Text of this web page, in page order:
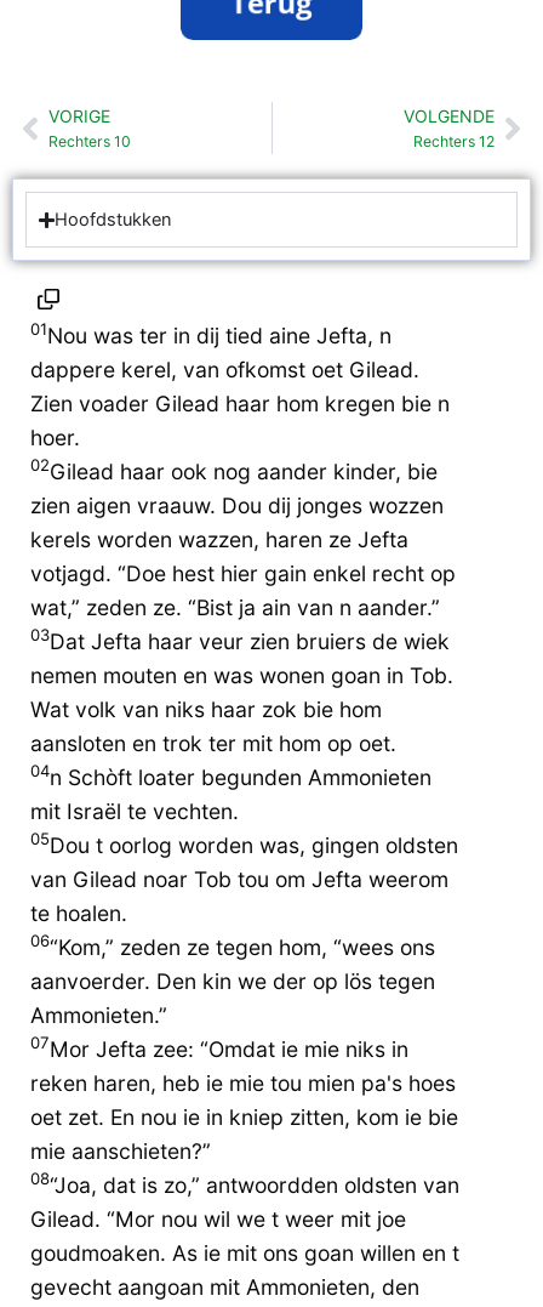
Vorige
VORIGE
Rechters 10
VOLGENDE
Rechters 12
Hoofdstukken
01Nou was ter in dij tied aine Jefta, n
dappere kerel, van ofkomst oet Gilead.
Zien voader Gilead haar hom kregen bie n
hoer.
02Gilead haar ook nog aander kinder, bie
zien aigen vraauw. Dou dij jonges wozzen
kerels worden wazzen, haren ze Jefta
votjagd. “Doe hest hier gain enkel recht op
wat,” zeden ze. “Bist ja ain van n aander.”
03Dat Jefta haar veur zien bruiers de wiek
nemen mouten en was wonen goan in Tob.
Wat volk van niks haar zok bie hom
aansloten en trok ter mit hom op oet.
04n Schòft loater begunden Ammonieten
mit Israël te vechten.
05Dou t oorlog worden was, gingen oldsten
van Gilead noar Tob tou om Jefta weerom
te hoalen.
06“Kom,” zeden ze tegen hom, “wees ons
aanvoerder. Den kin we der op lös tegen
Ammonieten.”
07Mor Jefta zee: “Omdat ie mie niks in
reken haren, heb ie mie tou mien pa's hoes
oet zet. En nou ie in kniep zitten, kom ie bie
mie aanschieten?”
08“Joa, dat is zo,” antwoordden oldsten van
Gilead. “Mor nou wil we t weer mit joe
goudmoaken. As ie mit ons goan willen en t
gevecht aangoan mit Ammonieten, den